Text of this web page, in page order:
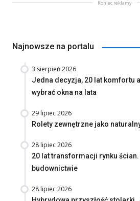
Koniec reklamy
Najnowsze na portalu
3 sierpień 2026
Jedna decyzja, 20 lat komfortu
wybrać okna na lata
29 lipiec 2026
Rolety zewnętrzne jako
28 lipiec 2026
20 lat transformacji rynku ścian.
budownictwie
28 lipiec 2026